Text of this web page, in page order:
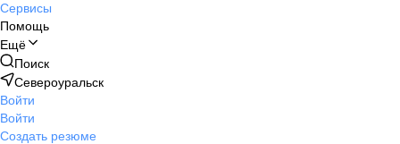
Сервисы
Помощь
Ещё
Поиск
Североуральск
Войти
Войти
Создать резюме